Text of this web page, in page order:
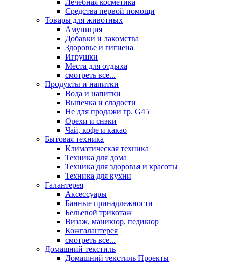
Лечебная косметика
Средства первой помощи
Товары для животных
Амуниция
Добавки и лакомства
Здоровье и гигиена
Игрушки
Места для отдыха
смотреть все...
Продукты и напитки
Вода и напитки
Выпечка и сладости
Не для продажи гр. G45
Орехи и снэки
Чай, кофе и какао
Бытовая техника
Климатическая техника
Техника для дома
Техника для здоровья и красоты
Техника для кухни
Галантерея
Аксессуары
Банные принадлежности
Бельевой трикотаж
Визаж, маникюр, педикюр
Кожгалантерея
смотреть все...
Домашний текстиль
Домашний текстиль Проекты